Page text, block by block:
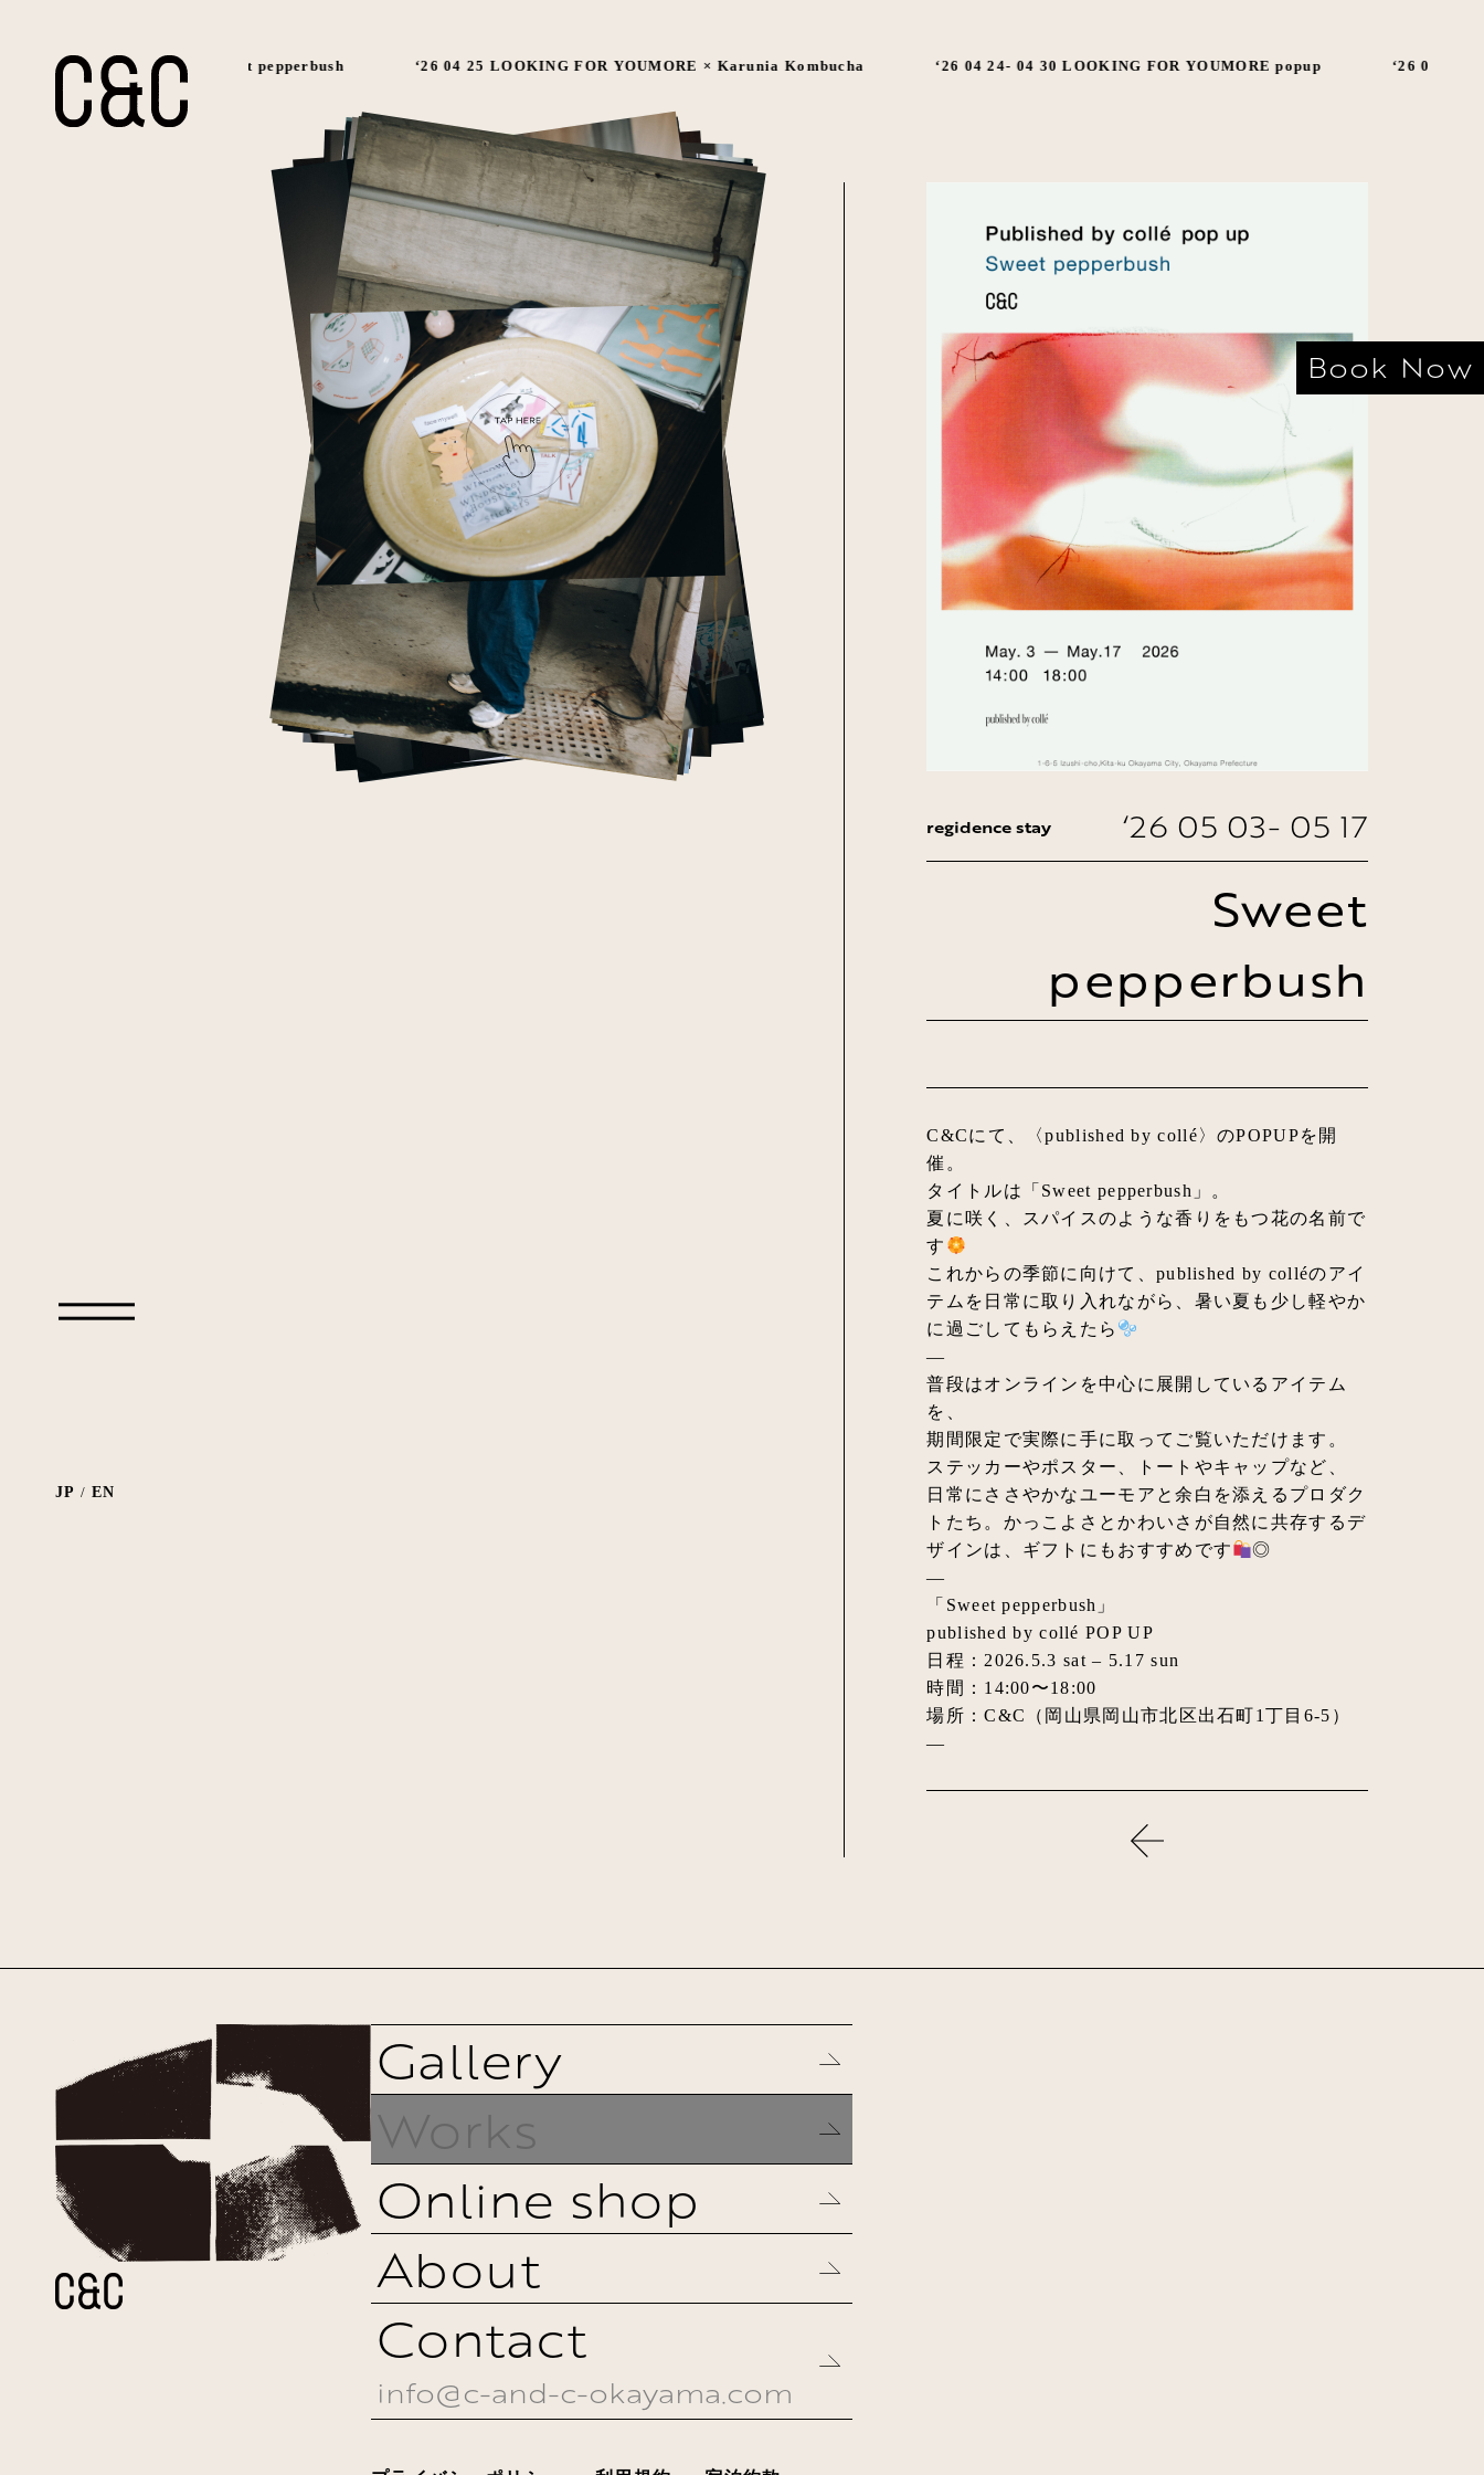
Book Now
‘26 05 03- 05 17 Sweet pepperbush ‘26 04 25 LOOKING FOR YOUMORE × Karunia Kombucha ‘26 04 24- 04 30 LOOKING FOR YOUMORE popup ‘26 03 27
JP / EN
regidence stay ‘26 05 03- 05 17
Sweet
pepperbush
C&Cにて、〈published by collé〉のPOPUPを開
催。
タイトルは「Sweet pepperbush」。
夏に咲く、スパイスのような香りをもつ花の名前で
す
これからの季節に向けて、published by colléのアイ
テムを日常に取り入れながら、暑い夏も少し軽やか
に過ごしてもらえたら
—
普段はオンラインを中心に展開しているアイテム
を、
期間限定で実際に手に取ってご覧いただけます。
ステッカーやポスター、トートやキャップなど、
日常にささやかなユーモアと余白を添えるプロダク
トたち。かっこよさとかわいさが自然に共存するデ
ザインは、ギフトにもおすすめです
◎
—
「Sweet pepperbush」
published by collé POP UP
日程：2026.5.3 sat – 5.17 sun
時間：14:00〜18:00
場所：C&C（岡山県岡山市北区出石町1丁目6-5）
—
Gallery
Works
Online shop
About
Contact
info@c-and-c-okayama.com